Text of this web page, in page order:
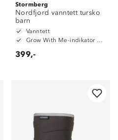
Stormberg
Nordfjord vanntett tursko
barn
Vanntett
Grow With Me-indikator på innersåle
399,-